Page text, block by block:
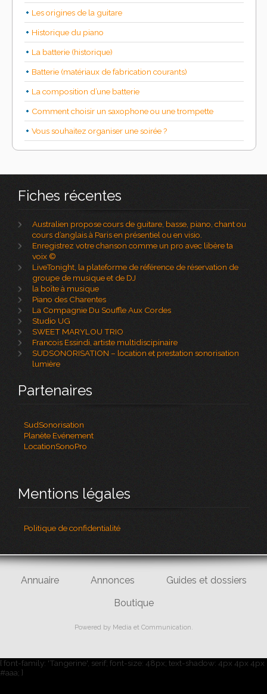
Les origines de la guitare
Historique du piano
La batterie (historique)
Batterie (matériaux de fabrication courants)
La composition d’une batterie
Comment choisir un saxophone ou une trompette
Vous souhaitez organiser une soirée ?
Fiches récentes
Australien propose cours de guitare, basse, piano, chant ou
cours d’anglais à Paris en présentiel ou en visio.
Enregistrez votre chanson comme un pro avec libère ta
voix ©
LiveTonight, la plateforme de référence de réservation de
groupe de musique et de DJ
la boîte à musique
Piano des Charentes
La Compagnie Du Souffle Aux Cordes
Studio UG
SWEET MARYLOU TRIO
Francois Essindi, artiste multidiscipinaire
SUDSONORISATION – location et prestation sonorisation
lumière
Partenaires
SudSonorisation
Planète Evénement
LocationSonoPro
Mentions légales
Politique de confidentialité
Annuaire Annonces
Guides et dossiers
Boutique
Powered by Media et Communication.
{ font-family: 'Tangerine', serif; font-size: 48px; text-shadow: 4px 4px 4px
#aaa; }